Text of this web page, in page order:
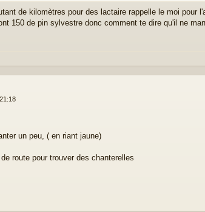
de kilomètres pour des lactaire rappelle le moi pour
150 de pin sylvestre donc comment te dire qu'il ne
un peu, ( en riant jaune)
route pour trouver des chanterelles